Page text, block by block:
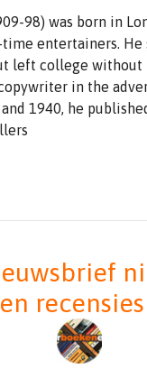
98) was born in
entertainers. He
left college without
in the
1940, he
recensies